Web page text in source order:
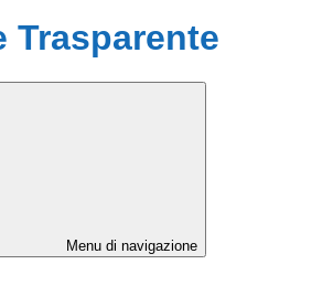
Trasparente
Menu di navigazione